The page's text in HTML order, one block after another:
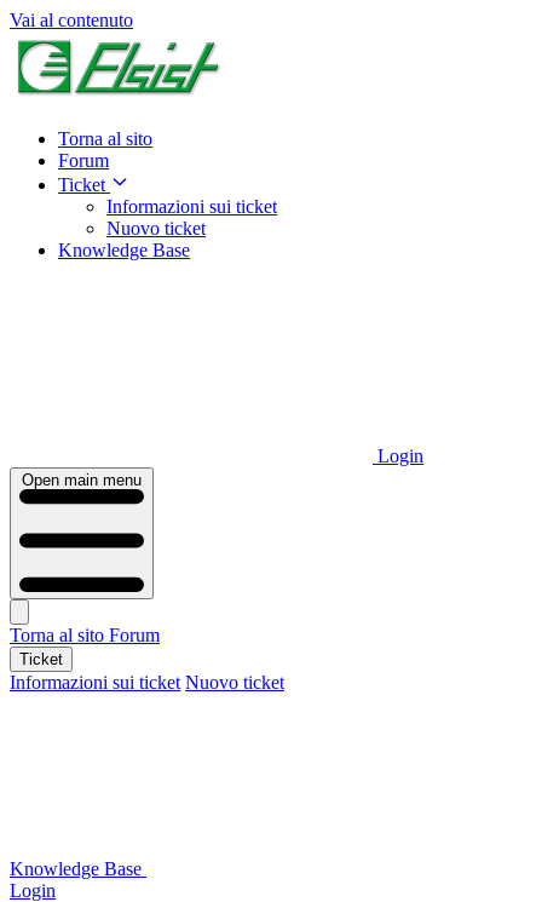
Vai al contenuto
Torna al sito
Forum
Ticket
Informazioni sui ticket
Nuovo ticket
Knowledge Base
Login
Open main menu
Torna al sito Forum
Ticket
Informazioni sui ticket Nuovo ticket
Knowledge Base
Login